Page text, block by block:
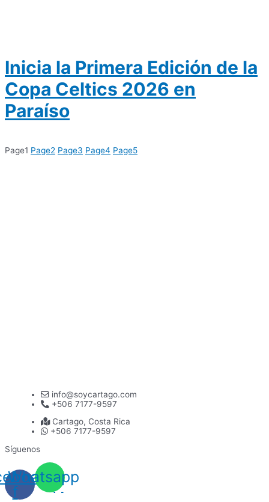
Inicia la Primera Edición de la
Copa Celtics 2026 en
Paraíso
Page1 Page2 Page3 Page4 Page5
info@soycartago.com
+506 7177-9597
Cartago, Costa Rica
+506 7177-9597
Síguenos
f
Whatsapp